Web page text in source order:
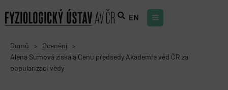
EN
Domů > Ocenění >
Alena Sumová získala Cenu předsedy Akademie věd ČR za
popularizaci vědy